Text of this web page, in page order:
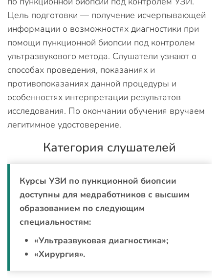
Цель подготовки — получение исчерпывающей
информации о возможностях диагностики при
помощи пункционной биопсии под контролем
ультразвукового метода. Слушатели узнают о
способах проведения, показаниях и
противопоказаниях данной процедуры и
особенностях интерпретации результатов
исследования. По окончании обучения вручаем
легитимное удостоверение.
Категория слушателей
Курсы УЗИ по пункционной биопсии
доступны для медработников с высшим
образованием по следующим
специальностям:
«Ультразвуковая диагностика»;
«Хирургия».